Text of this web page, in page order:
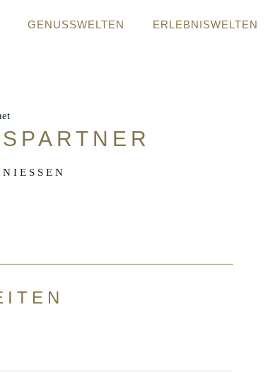
GENUSSWELTEN ERLEBNISWELTEN
I E S S E N